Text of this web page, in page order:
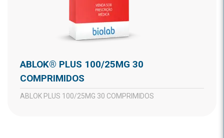
ABLOK® PLUS 100/25MG 30
COMPRIMIDOS
ABLOK PLUS 100/25MG 30 COMPRIMIDOS